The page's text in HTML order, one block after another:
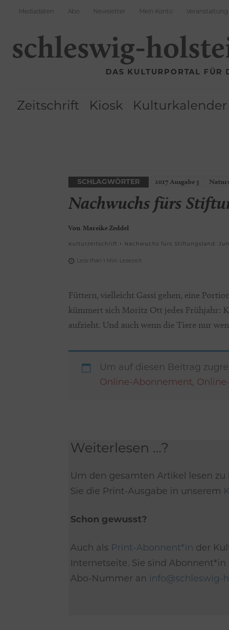
Mediadaten Abo Newsletter Mein Konto
schleswig-
DAS KULTURPORTAL FÜR
Zeitschrift Kiosk Kulturkalender
SCHLAGWÖRTER 2017 Ausgabe 3
Nachwuchs fürs
Von Mareike Zeddel
Kulturzeitschrift Nachwuchs fürs Stiftungsland:
Less than 1 Min. Lesezeit
Füttern, vielleicht Gassi gehen, eine
kümmert sich Moritz Ott jedes Frühjahr:
aufzieht. Und auch wenn die Tiere nur
Um auf diesen Beitrag
Online-Abonnement,
Weiterlesen ...?
Um den gesamten Artikel lesen
Sie die Print-Ausgabe in unserem
Schon gewusst?
Auch als Print-Abonnent*in der
Internetseite. Sie sind
Abo-Nummer an info@schleswig-